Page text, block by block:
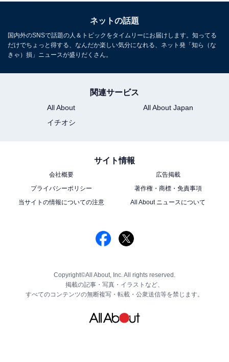
ネットの話題
国内外のSNSで話題の人＆トピックをタイムリーにお届けします。知ってる
だけでちょっと得する、なんだか楽しい気分になれる、ネット発「知ら（な
きゃ）損」ニュースが盛りだくさん。
関連サービス
All About
All About Japan
イチオシ
サイト情報
会社概要
広告掲載
プライバシーポリシー
著作権・商標・免責事項
当サイトの情報についての注意
All About ニュースについて
Copyright©All About, Inc. All rights reserved.
掲載の記事・写真・イラストなど、
すべてのコンテンツの無断複写・転載・公衆送信等を禁じます。